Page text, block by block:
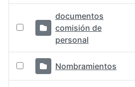
documentos
comisión de
personal
Nombramientos